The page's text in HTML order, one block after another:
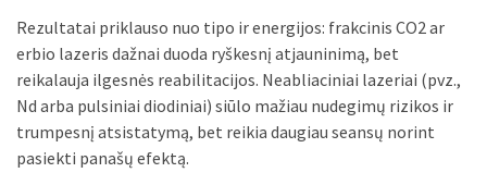
Rezultatai priklauso nuo tipo ir energijos: frakcinis CO2 ar
erbio lazeris dažnai duoda ryškesnį atjauninimą, bet
reikalauja ilgesnės reabilitacijos. Neabliaciniai lazeriai (pvz.,
Nd arba pulsiniai diodiniai) siūlo mažiau nudegimų rizikos ir
trumpesnį atsistatymą, bet reikia daugiau seansų norint
pasiekti panašų efektą.